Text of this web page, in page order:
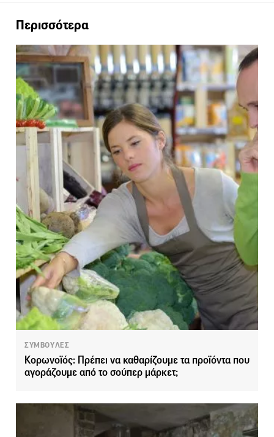
Περισσότερα
ΣΥΜΒΟΥΛΕΣ
Κορωνοϊός: Πρέπει να καθαρίζουμε τα προϊόντα που
αγοράζουμε από το σούπερ μάρκετ;